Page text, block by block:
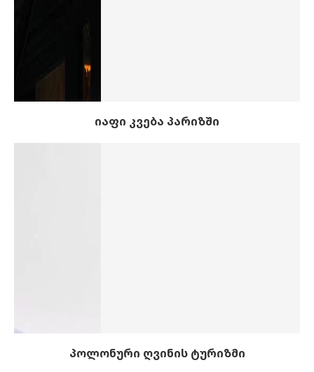
იაფი კვება პარიზში
პოლონური ღვინის ტურიზმი